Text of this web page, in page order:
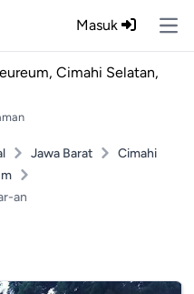
Masuk
Cimahi Selatan,
Jawa Barat
Cimahi
an